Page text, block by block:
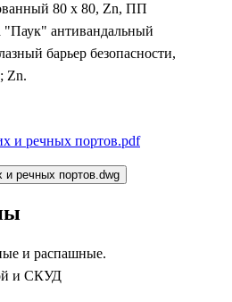
80 х 80, Zn, ПП
"Паук" антивандальный
барьер безопасности,
Zn.
и речных портов.pdf
и речных портов.dwg
и распашные.
и СКУД